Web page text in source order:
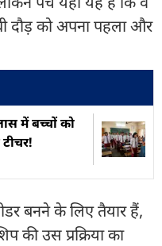
दौड़ को अपना पहला और
में बच्चों को
बनने के लिए तैयार हैं,
की उस प्रक्रिया का